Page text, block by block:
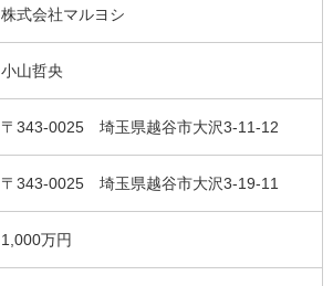
株式会社マルヨシ
小山哲央
〒343-0025 埼玉県越谷市大沢3-11-12
〒343-0025 埼玉県越谷市大沢3-19-11
1,000万円